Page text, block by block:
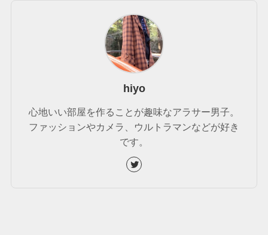
hiyo
心地いい部屋を作ることが趣味なアラサー男子。
ファッションやカメラ、ウルトラマンなどが好き
です。